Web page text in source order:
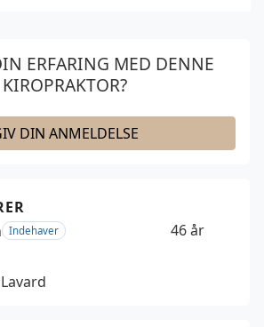
ERFARING MED DENNE
KIROPRAKTOR?
DIN ANMELDELSE
Indehaver
46 år